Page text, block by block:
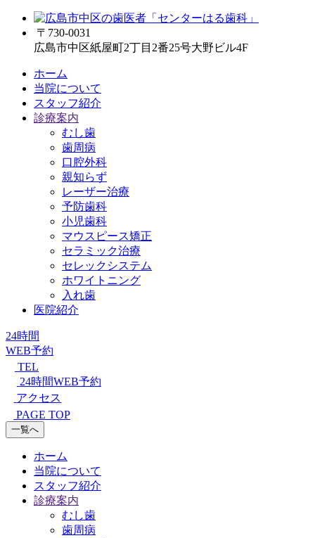
〒730-0031
広島市中区紙屋町2丁目2番25号大野ビル4F
ホーム
当院について
スタッフ紹介
診療案内
むし歯
歯周病
口腔外科
親知らず
レーザー治療
予防歯科
小児歯科
マウスピース矯正
セラミック治療
セレックシステム
ホワイトニング
入れ歯
医院紹介
24時間
WEB予約
TEL
24時間WEB予約
アクセス
PAGE TOP
一覧へ
ホーム
当院について
スタッフ紹介
診療案内
むし歯
歯周病